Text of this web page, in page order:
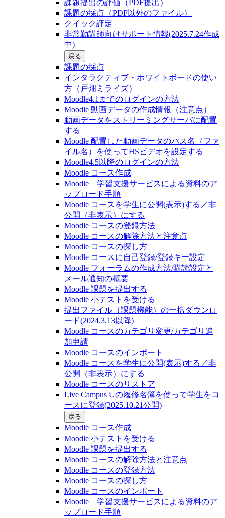
課題提出の評価（PDF提出）
課題の採点（PDF以外のファイル）
クイック評定
非常勤講師向けサポート情報(2025.7.24作成
中)
戻る
課題の採点
インタラクティブ・ホワイトボードの使い
方（戸畑ミライズ）
Moodle4.1までのログインの方法
Moodle 動画データの作成情報（注意点）
動画データをストリーミングサーバに配置
する
Moodle 配置した動画データのパス名（ファ
イル名）を使ってHSビデオを設定する
Moodle4.5以降のログインの方法
Moodle コース作成
Moodle 学習支援サービスによる資料のア
ップロード手順
Moodle コースを学生に公開(表示)する／非
公開（非表示）にする
Moodle コースの登録⽅法
Moodle コースの解除方法と注意点
Moodle コースの探し⽅
Moodle コースに自己登録/登録キー設定
Moodle フォーラムの作成方法/購読設定と
メール通知の概要
Moodle 課題を提出する
Moodle 小テストを受ける
提出ファイル（課題機能）の一括ダウンロ
ード(2024.3.13以降)
Moodle コースのカテゴリ変更/カテゴリ追
加申請
Moodle コースのインポート
Moodle コースを学生に公開(表示)する／非
公開（非表示）にする
Moodle コースのリストア
Live Campus Uの履修名簿を使って学生をコ
ースに登録(2025.10.21公開)
戻る
Moodle コース作成
Moodle 小テストを受ける
Moodle 課題を提出する
Moodle コースの解除方法と注意点
Moodle コースの登録⽅法
Moodle コースの探し⽅
Moodle コースのインポート
Moodle 学習支援サービスによる資料のア
ップロード手順